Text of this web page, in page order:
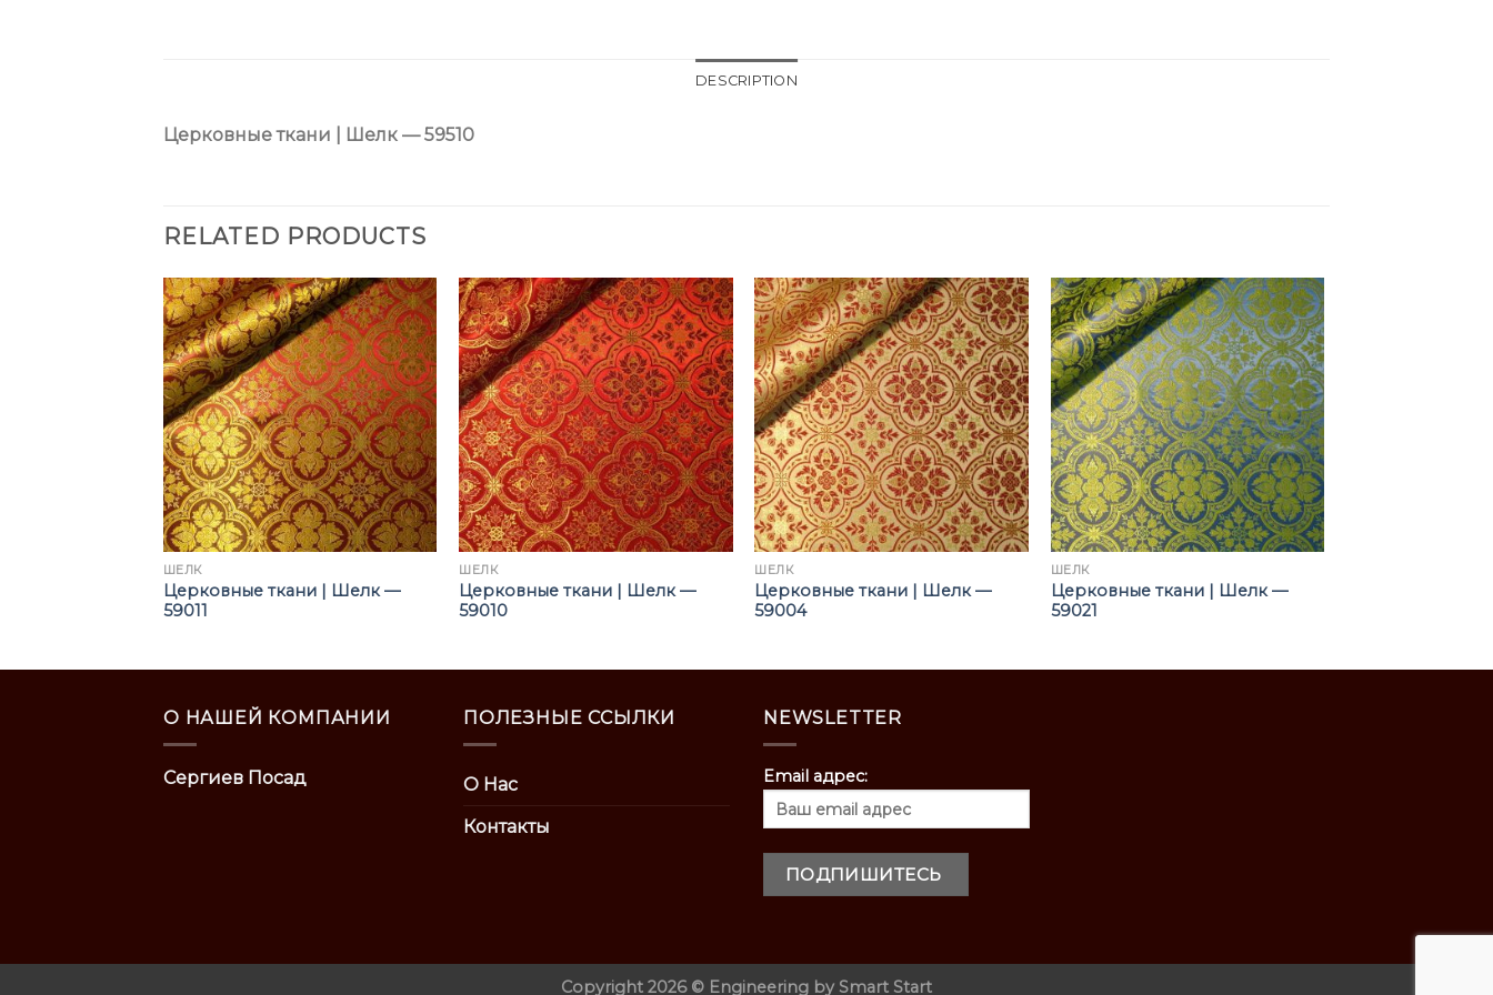
DESCRIPTION
Церковные ткани | Шелк — 59510
RELATED PRODUCTS
ШЁЛК
Церковные ткани | Шелк —
59011
ШЁЛК
Церковные ткани | Шелк —
59010
ШЁЛК
Церковные ткани | Шелк —
59004
ШЁЛК
Церковные ткани | Шелк —
59021
О НАШЕЙ КОМПАНИИ
Сергиев Посад
ПОЛЕЗНЫЕ ССЫЛКИ
О Нас
Контакты
NEWSLETTER
Email адрес:
Copyright 2026 © Engineering by Smart Start